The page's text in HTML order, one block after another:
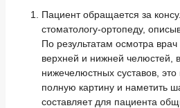
Пациент обращается за
стоматологу-ортопеду,
По результатам осмотра
верхней и нижней челюстей,
нижечелюстных суставов,
полную картину и наметить
составляет для пациента